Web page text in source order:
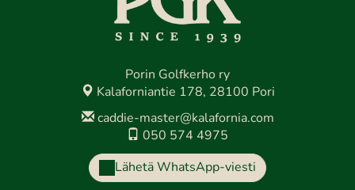
Porin Golfkerho ry
Kalaforniantie 178, 28100 Pori
caddie-master@kalafornia.com
050 574 4975
Lähetä WhatsApp-viesti